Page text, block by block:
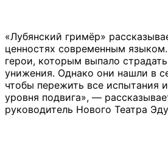
«Лубянский гримёр»
ценностях современным
герои, которым выпало
унижения. Однако они нашли в
чтобы пережить все испытания
уровня подвига», —
руководитель Нового Театра